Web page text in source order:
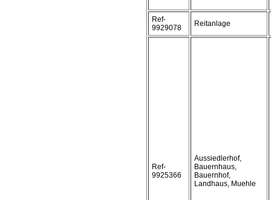
Ref-
9929078
Reitanlage
Ref-
9925366
Aussiedlerhof,
Bauernhaus,
Bauernhof,
Landhaus, Muehle